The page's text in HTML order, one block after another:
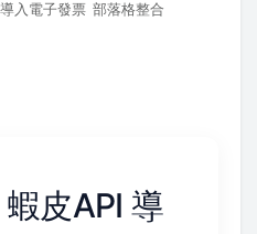
入電子發票 部落格整合
皮API 導